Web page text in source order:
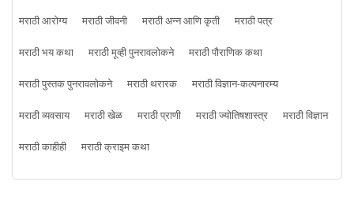
मराठी आरोग्य
मराठी जीवनी मराठी अन्न आणि कृती
मराठी पत्र
मराठी भय कथा
मराठी मूव्ही पुनरावलोकने
मराठी पौराणिक कथा
मराठी पुस्तक पुनरावलोकने
मराठी थरारक
मराठी विज्ञान-कल्पनारम्य
मराठी व्यवसाय
मराठी खेळ मराठी प्राणी मराठी ज्योतिषशास्त्र
मराठी विज्ञान
मराठी काहीही
मराठी क्राइम कथा